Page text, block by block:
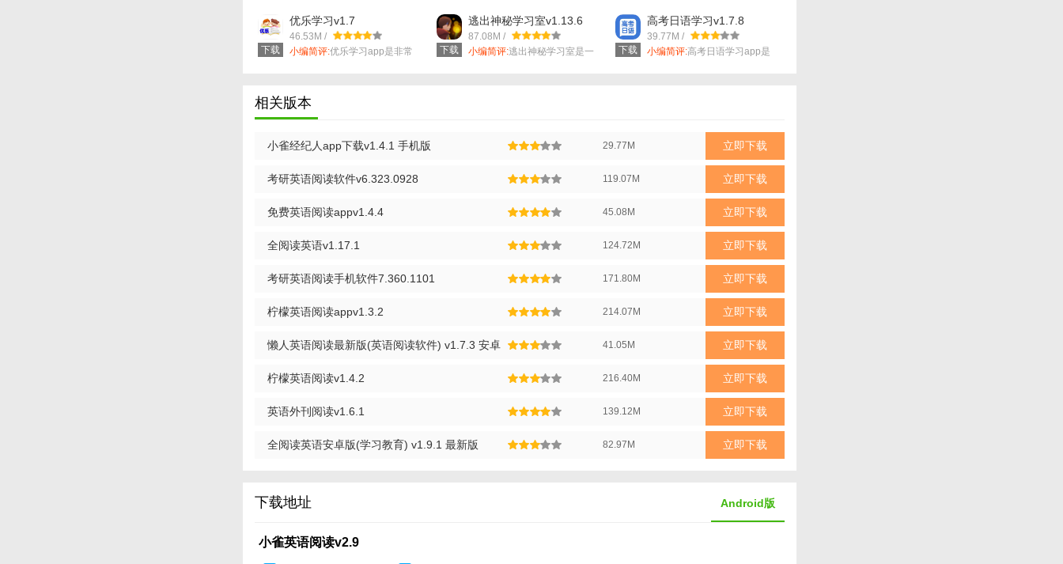
【小雀英语阅读内容】
1. 英文文章：收录了各类英文文章，包括新闻报道、科技文章、文化评论等。
3. 实用短语与表达：收录了常用的英文短语和表达方式，供用户学习和参考。
2. 单词查词：在阅读过程中遇到生词或不理解的词汇时，可以点击该词汇进行查词，获取详细的解释和例
句。
3. 句子解析：对于复杂的句子或语法结构，用户可以选择进行句子解析，了解其结构和含义。
4. 练习与测试：应用中设有练习和测试模块，用户可以通过完成练习和测试来巩固所学知识。
小雀英语阅读是一款非常适合英语学习者使用的应用，它提供了丰富多样的阅读材料和互动式学习功能，帮
助用户在轻松愉快的氛围中提升英语阅读能力。无论你是初学者还是有一定基础的英语学习者，这款应用都
下载
优乐学习v1.7
46.53M /
小编简评:优乐学习app是非常
下载
逃出神秘学习室v1.13.6
87.08M /
小编简评:逃出神秘学习室是一
下载
高考日语学习v1.7.8
39.77M /
小编简评:高考日语学习app是
相关版本
小雀经纪人app下载v1.4.1 手机版 29.77M 立即下载
考研英语阅读软件v6.323.0928 119.07M 立即下载
免费英语阅读appv1.4.4 45.08M 立即下载
全阅读英语v1.17.1 124.72M 立即下载
考研英语阅读手机软件7.360.1101 171.80M 立即下载
柠檬英语阅读appv1.3.2 214.07M 立即下载
懒人英语阅读最新版(英语阅读软件) v1.7.3 安卓 41.05M 立即下载
柠檬英语阅读v1.4.2 216.40M 立即下载
英语外刊阅读v1.6.1 139.12M 立即下载
全阅读英语安卓版(学习教育) v1.9.1 最新版 82.97M 立即下载
下载地址 Android版
小雀英语阅读v2.9